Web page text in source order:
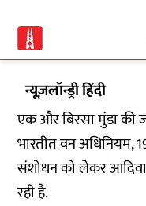
न्यूज़लॉन्ड्री हिंदी
एक और बिरसा मुंडा की
भारतीत वन अधिनियम,
संशोधन को लेकर
रही है.